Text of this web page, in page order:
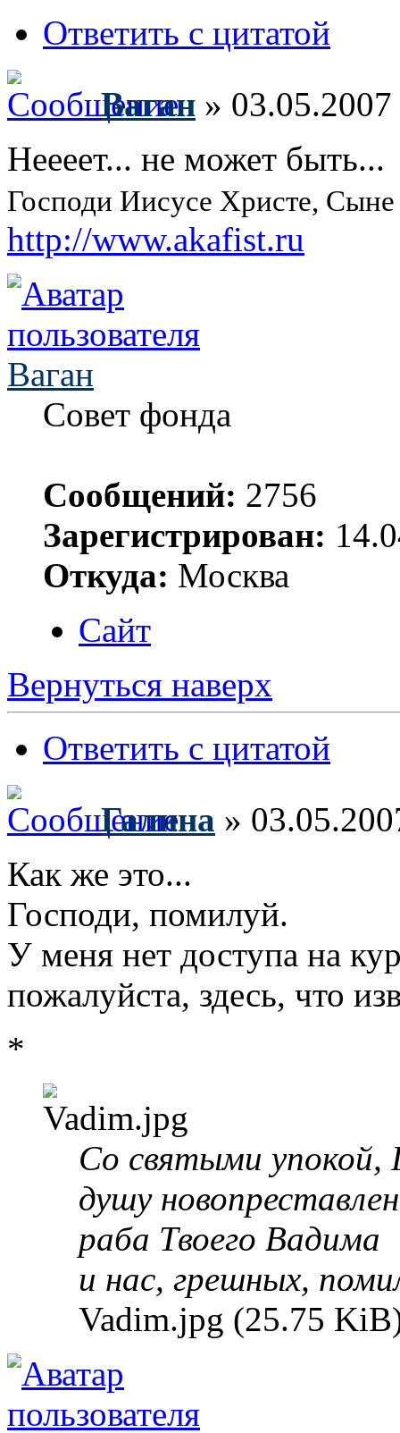
Ответить с цитатой
Ваган »
Неееет... не может быть...
Господи Иисусе Христе,
http://www.akafist.ru
Ваган
Совет фонда
Сообщений: 2756
Зарегистрирован:
Откуда: Москва
Сайт
Вернуться наверх
Ответить с цитатой
Галина »
Как же это...
Господи, помилуй.
У меня нет доступа на
пожалуйста, здесь, что
*
Со святыми упокой,
душу
раба Твоего Вадима
и нас, грешных,
Vadim.jpg (25.75